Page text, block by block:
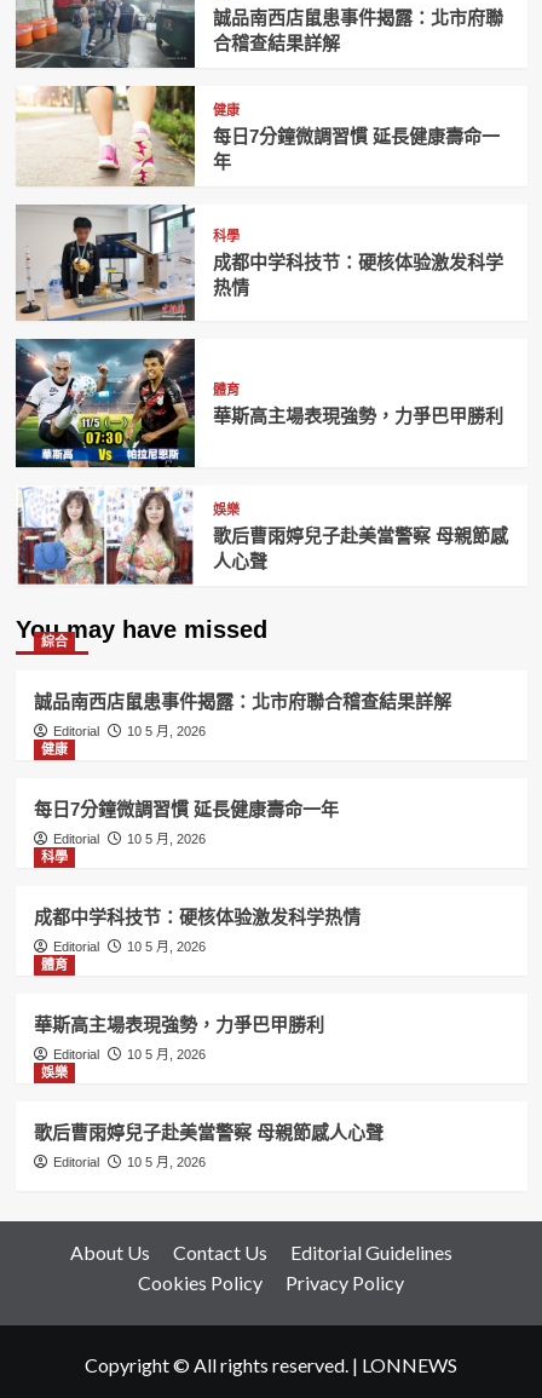
誠品南西店鼠患事件揭露：北市府聯
合稽查結果詳解
健康
每日7分鐘微調習慣 延長健康壽命一
年
科學
成都中学科技节：硬核体验激发科学
热情
體育
華斯高主場表現強勢，力爭巴甲勝利
娛樂
歌后曹雨婷兒子赴美當警察 母親節感
人心聲
You may have missed
綜合
誠品南西店鼠患事件揭露：北市府聯合稽查結果詳解
Editorial
10 5 月, 2026
健康
每日7分鐘微調習慣 延長健康壽命一年
Editorial
10 5 月, 2026
科學
成都中学科技节：硬核体验激发科学热情
Editorial
10 5 月, 2026
體育
華斯高主場表現強勢，力爭巴甲勝利
Editorial
10 5 月, 2026
娛樂
歌后曹雨婷兒子赴美當警察 母親節感人心聲
Editorial 10 5 月, 2026
About Us Contact Us
Editorial Guidelines
Cookies Policy
Privacy Policy
Copyright © All rights reserved. | LONNEWS